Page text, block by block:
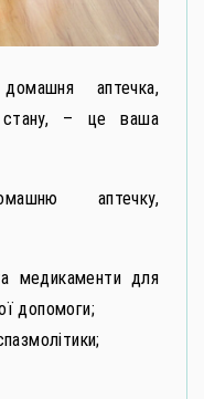
аптечка,
стану, – це ваша
аптечку,
медикаменти для
допомоги;